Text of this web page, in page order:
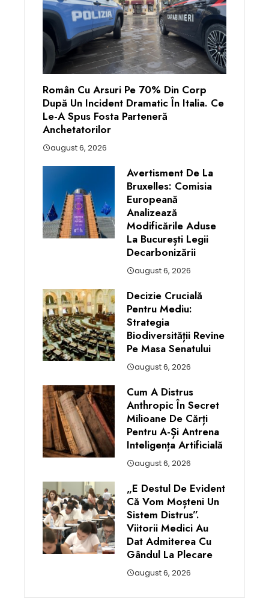
Român Cu Arsuri Pe 70% Din Corp
După Un Incident Dramatic În Italia. Ce
Le-A Spus Fosta Parteneră
Anchetatorilor
august 6, 2026
Avertisment De La
Bruxelles: Comisia
Europeană
Analizează
Modificările Aduse
La București Legii
Decarbonizării
august 6, 2026
Decizie Crucială
Pentru Mediu:
Strategia
Biodiversității Revine
Pe Masa Senatului
august 6, 2026
Cum A Distrus
Anthropic În Secret
Milioane De Cărți
Pentru A-Și Antrena
Inteligența Artificială
august 6, 2026
„E Destul De Evident
Că Vom Moșteni Un
Sistem Distrus”.
Viitorii Medici Au
Dat Admiterea Cu
Gândul La Plecare
august 6, 2026